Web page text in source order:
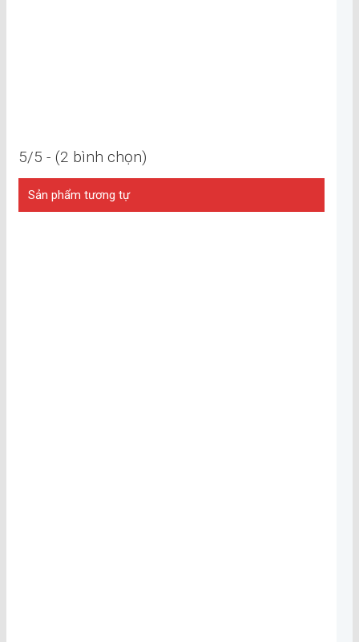
5/5 - (2 bình chọn)
Sản phẩm tương tự